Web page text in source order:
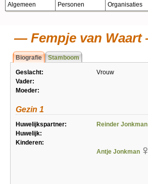
Algemeen Personen Organisaties
Fempje van Waart
Biografie Stamboom
Geslacht:
Vrouw
Vader:
Moeder:
Gezin 1
Huwelijkspartner:
Reinder Jonkman
Huwelijk:
Kinderen:
Antje Jonkman